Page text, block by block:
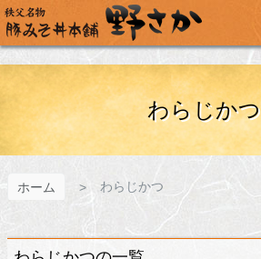
メ
イ
ン
コ
プ
わらじかつ
ホーム わらじかつ